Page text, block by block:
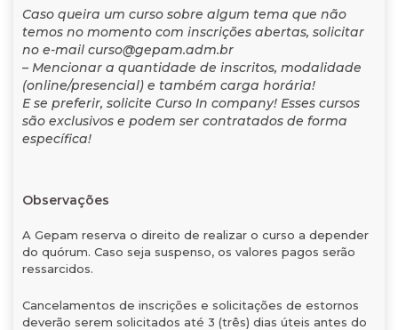
Caso queira um curso sobre algum tema que não
temos no momento com inscrições abertas, solicitar
no e-mail curso@gepam.adm.br
– Mencionar a quantidade de inscritos, modalidade
(online/presencial) e também carga horária!
E se preferir, solicite Curso In company! Esses cursos
são exclusivos e podem ser contratados de forma
específica!
Observações
A Gepam reserva o direito de realizar o curso a depender
do quórum. Caso seja suspenso, os valores pagos serão
ressarcidos.
Cancelamentos de inscrições e solicitações de estornos
deverão serem solicitados até 3 (três) dias úteis antes do